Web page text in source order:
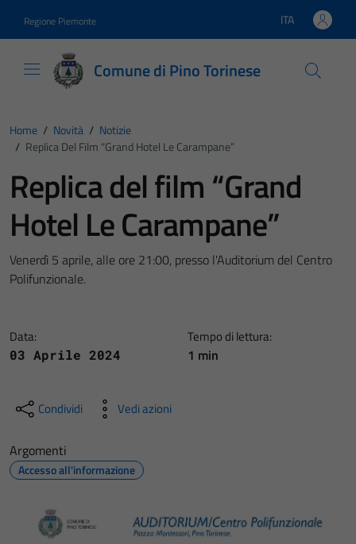
Regione Piemonte Lingua attiva:
ITA
Comune di Pino Torinese
Home / Novità / Notizie
/ Replica Del Film “Grand Hotel Le Carampane”
Replica del film “Grand
Hotel Le Carampane”
Venerdì 5 aprile, alle ore 21:00, presso l'Auditorium del Centro
Polifunzionale.
Data:
03 Aprile 2024
Tempo di lettura:
1 min
Condividi Vedi azioni
Argomenti
Accesso all'informazione